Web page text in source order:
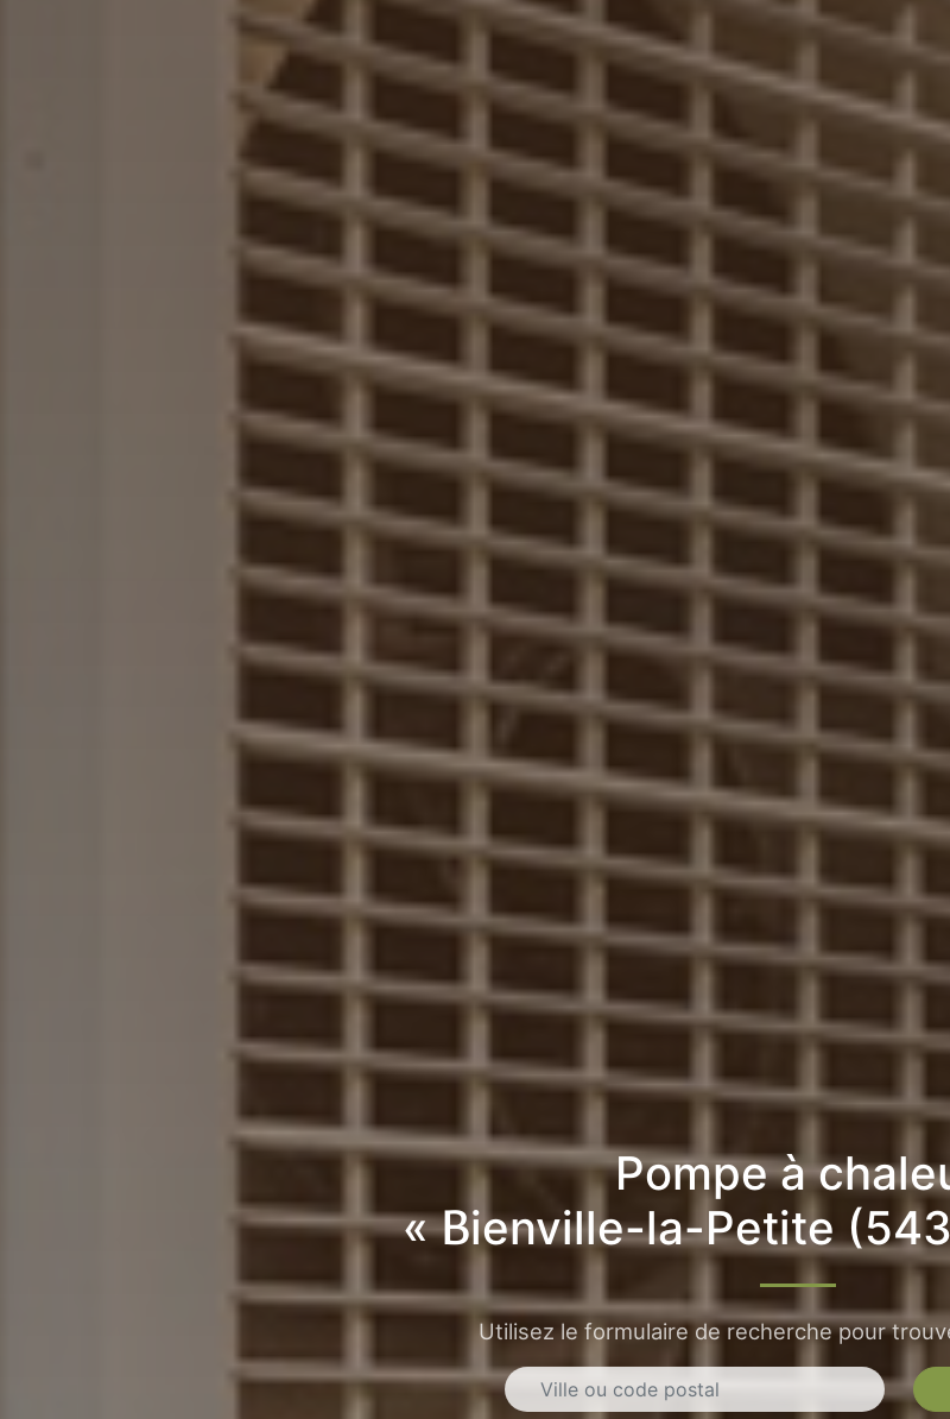
Pompe à
« Bienville-la-Petite
Utilisez le formulaire de recherche pour